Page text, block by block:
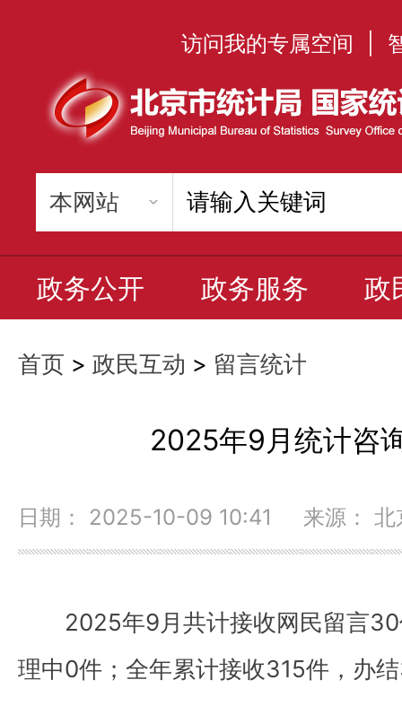
访问我的专属空间
政务公开 政务服务 政
首页 > 政民互动 > 留言统计
2025年9月统计咨
日期： 2025-10-09 10:41 来源： 北
2025年9月共计接收网民留言
理中0件；全年累计接收315件，办